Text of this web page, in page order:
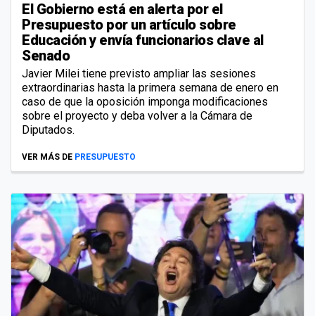
El Gobierno está en alerta por el
Presupuesto por un artículo sobre
Educación y envía funcionarios clave al
Senado
Javier Milei tiene previsto ampliar las sesiones
extraordinarias hasta la primera semana de enero en
caso de que la oposición imponga modificaciones
sobre el proyecto y deba volver a la Cámara de
Diputados.
VER MÁS DE PRESUPUESTO